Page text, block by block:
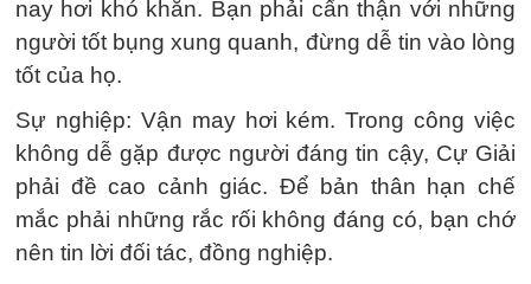
nay hơi khó khăn. Bạn phải cẩn thận với những
người tốt bụng xung quanh, đừng dễ tin vào lòng
tốt của họ.
Sự nghiệp: Vận may hơi kém. Trong công việc
không dễ gặp được người đáng tin cậy, Cự Giải
phải đề cao cảnh giác. Để bản thân hạn chế
mắc phải những rắc rối không đáng có, bạn chớ
nên tin lời đối tác, đồng nghiệp.